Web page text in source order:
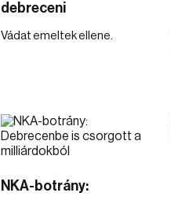
debreceni
Vádat emeltek ellene.
NKA-botrány: